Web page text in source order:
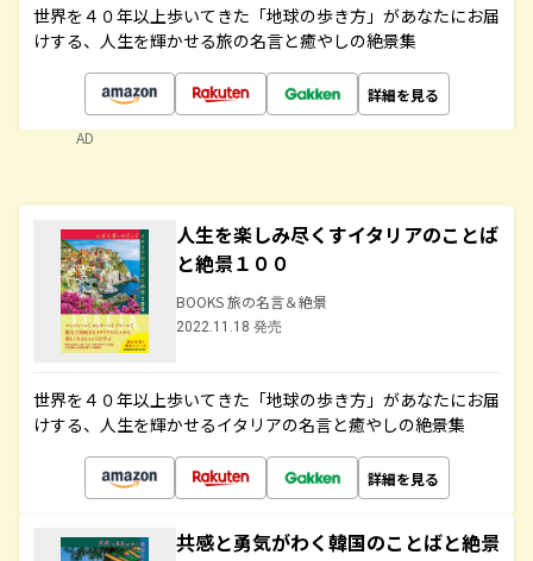
世界を４０年以上歩いてきた「地球の歩き方」があなたにお届
けする、人生を輝かせる旅の名言と癒やしの絶景集
詳細を見る
AD
人生を楽しみ尽くすイタリアのことば
と絶景１００
BOOKS 旅の名言＆絶景
2022.11.18 発売
世界を４０年以上歩いてきた「地球の歩き方」があなたにお届
けする、人生を輝かせるイタリアの名言と癒やしの絶景集
詳細を見る
共感と勇気がわく韓国のことばと絶景